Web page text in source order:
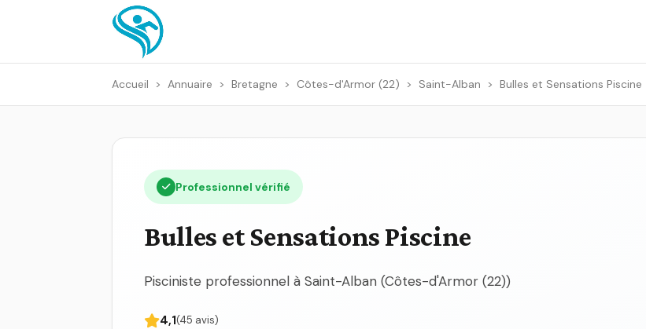
Accueil > Annuaire > Bretagne > Côtes-d'Armor (22) > Saint-Alban > Bulles et Sensations Piscine
Professionnel vérifié
Bulles et Sensations Piscine
Pisciniste professionnel à Saint-Alban (Côtes-d'Armor (22))
4,1(45 avis)